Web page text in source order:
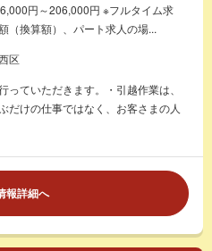
円～206,000円 ※フルタイム求
（換算額）、パート求人の場...
区
っていただきます。・引越作業は、
だけの仕事ではなく、お客さまの人
報詳細へ